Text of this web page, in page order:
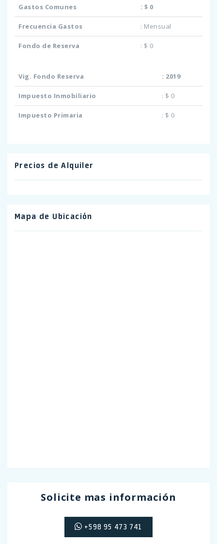
Gastos Comunes : $ 0
Frecuencia Gastos : Mensual
Fondo de Reserva : $ 0
Vig. Fondo Reserva : 2019
Impuesto Inmobiliario : $ 0
Impuesto Primaria : $ 0
Precios de Alquiler
Mapa de Ubicación
Solicite mas información
+598 95 473 741